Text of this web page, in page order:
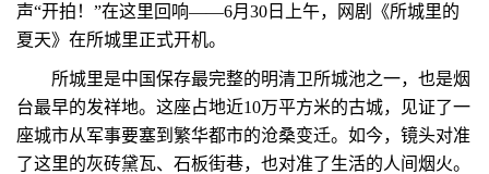
声“开拍！”在这里回响——6月30日上午，网剧《所城里的
夏天》在所城里正式开机。
所城里是中国保存最完整的明清卫所城池之一，也是烟
台最早的发祥地。这座占地近10万平方米的古城，见证了一
座城市从军事要塞到繁华都市的沧桑变迁。如今，镜头对准
了这里的灰砖黛瓦、石板街巷，也对准了生活的人间烟火。